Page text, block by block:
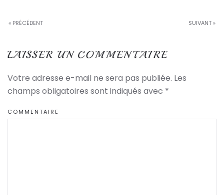
« PRÉCÉDENT SUIVANT »
LAISSER UN COMMENTAIRE
Votre adresse e-mail ne sera pas publiée. Les
champs obligatoires sont indiqués avec *
COMMENTAIRE